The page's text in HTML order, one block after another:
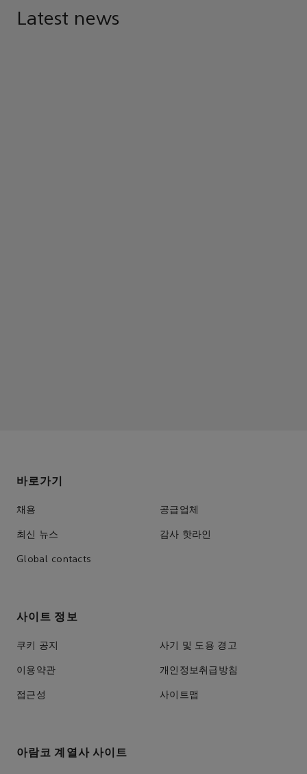
Latest news
바로가기
채용 공급업체
최신 뉴스 감사 핫라인
Global contacts
사이트 정보
쿠키 공지 사기 및 도용 경고
이용약관 개인정보취급방침
접근성 사이트맵
아람코 계열사 사이트